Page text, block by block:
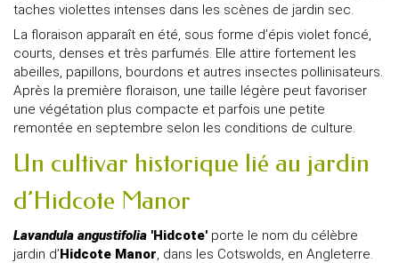
taches violettes intenses dans les scènes de jardin sec.
La floraison apparaît en été, sous forme d’épis violet foncé,
courts, denses et très parfumés. Elle attire fortement les
abeilles, papillons, bourdons et autres insectes pollinisateurs.
Après la première floraison, une taille légère peut favoriser
une végétation plus compacte et parfois une petite
remontée en septembre selon les conditions de culture.
Un cultivar historique lié au jardin
d’Hidcote Manor
Lavandula angustifolia 'Hidcote' porte le nom du célèbre
jardin d’Hidcote Manor, dans les Cotswolds, en Angleterre.